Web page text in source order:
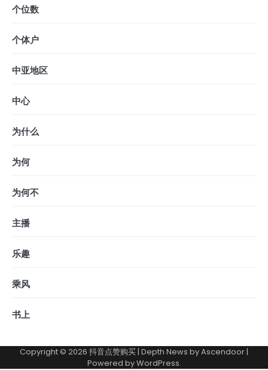
个位数
个体户
中亚地区
中心
为什么
为何
为何不
主播
乐趣
乘风
书上
Copyright © 2026 抖音点赞购买 | Depth News byAscendoor |
Powered byWordPress.